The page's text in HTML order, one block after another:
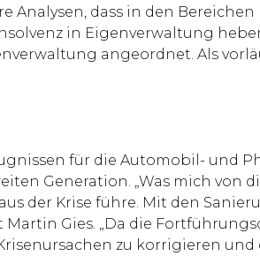
Analysen, dass in den
in Eigenverwaltung
angeordnet. Als
für die Automobil- und
Generation. „Was mich von
der Krise führe. Mit den
Gies. „Da die
zu korrigieren